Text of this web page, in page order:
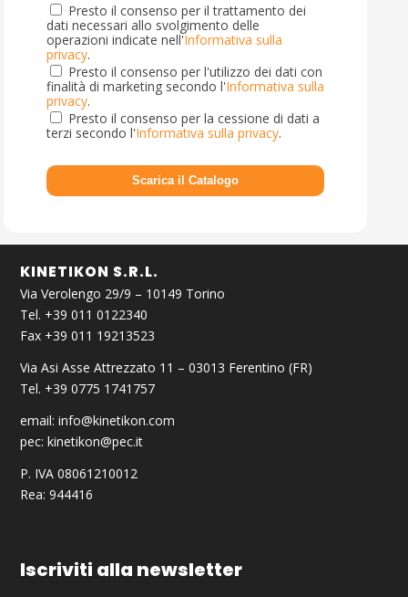
Presto il consenso per il trattamento dei
dati necessari allo svolgimento delle
operazioni indicate nell'Informativa sulla
privacy.
Presto il consenso per l'utilizzo dei dati con
finalità di marketing secondo l'Informativa sulla
privacy.
Presto il consenso per la cessione di dati a
terzi secondo l'Informativa sulla privacy.
KINETIKON S.R.L.
Via Verolengo 29/9 – 10149 Torino
Tel. +39 011 0122340
Fax +39 011 19213523
Via Asi Asse Attrezzato 11 – 03013 Ferentino (FR)
Tel. +39 0775 1741757
email:info@kinetikon.com
pec:kinetikon@pec.it
P. IVA 08061210012
Rea: 944416
Iscriviti alla newsletter